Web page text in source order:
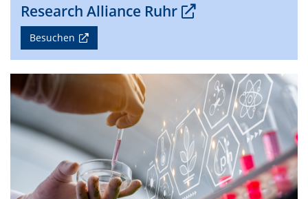
Research Alliance Ruhr
Besuchen